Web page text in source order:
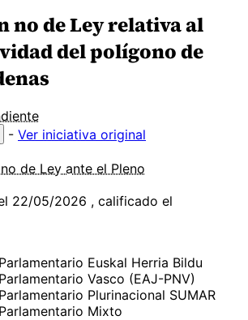
no de Ley relativa al
del polígono de
- Ver iniciativa original
de Ley ante el Pleno
22/05/2026 , calificado el
Euskal Herria Bildu
Vasco (EAJ-PNV)
Plurinacional SUMAR
Mixto